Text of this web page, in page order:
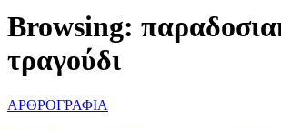
Browsing:
τραγούδι
ΑΡΘΡΟΓΡΑΦΙΑ